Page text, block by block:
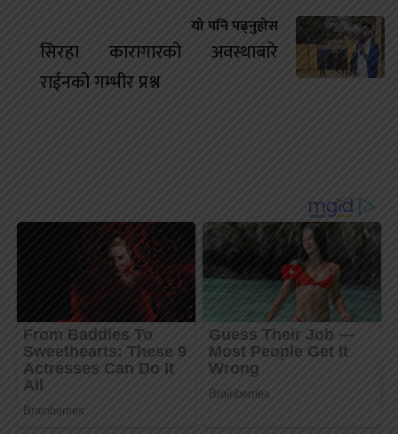
यो पनि पढ्नुहोस
सिरहा कारागारको अवस्थाबारे
राईनको गम्भीर प्रश्न